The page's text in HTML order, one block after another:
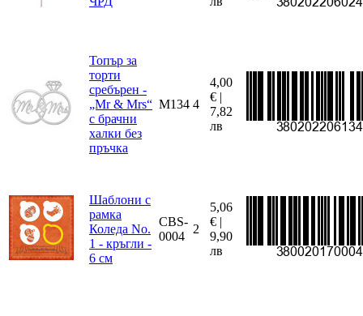
Топър за
торти
сребърен -
„Mr & Mrs“
с брачни
халки без
пръчка
M134 4
4,00
€ |
7,82
лв
Шаблони с
рамка
Коледа No.
1 - кръгли -
6 см
CBS-
0004
2
5,06
€ |
9,90
лв